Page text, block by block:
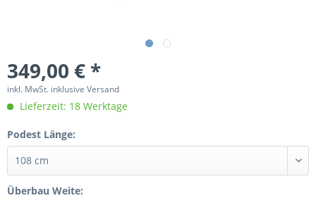
349,00 € *
inkl. MwSt. inklusive Versand
Lieferzeit: 18 Werktage
Podest Länge:
Überbau Weite: